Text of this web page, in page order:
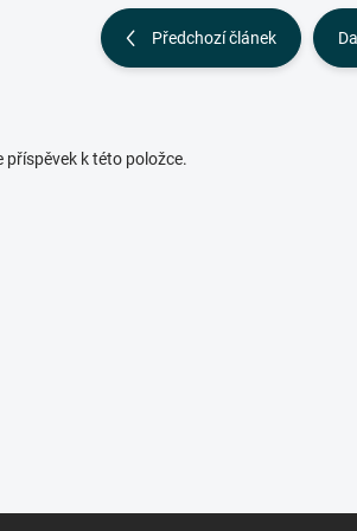
Předchozí článek
příspěvek k této položce.